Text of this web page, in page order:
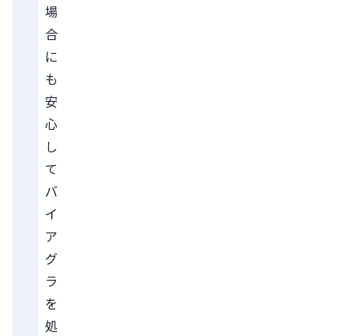
場
合
に
も
安
心
し
て
バ
イ
ア
グ
ラ
を
処